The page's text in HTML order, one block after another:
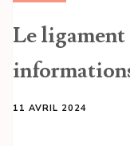
Le ligament
11 AVRIL 2024